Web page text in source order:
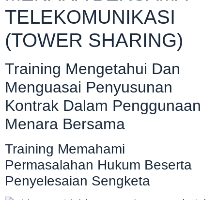
TELEKOMUNIKASI
(TOWER SHARING)
Training Mengetahui Dan
Menguasai Penyusunan
Kontrak Dalam Penggunaan
Menara Bersama
Training Memahami
Permasalahan Hukum Beserta
Penyelesaian Sengketa